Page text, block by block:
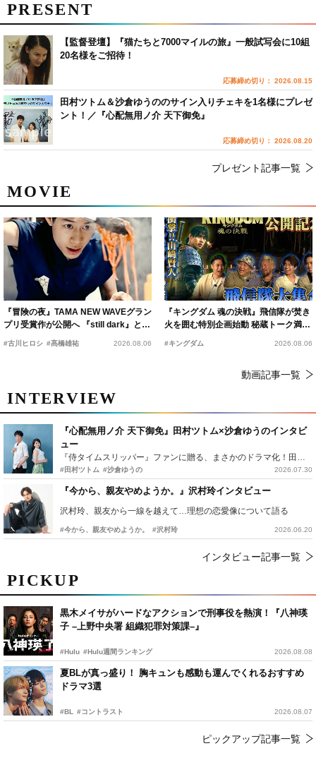
PICKUP
黒木メイサがハードなアクションで刑事役を熱演！『八神瑛
子 –上野中央署 組織犯罪対策課–』
#Hulu #Hulu週間ランキング 2026.08.08
夏BLが真っ盛り！ 胸キュンも感動も運んでくれるおすすめ
ドラマ3選
#BL #コントラスト 2026.08.07
ピックアップ記事一覧
MOVIE
『冒険の夜』TAMA NEW WAVEグラン
プリ受賞作が公開へ 『still dark』と同
時上映決定
#古川ヒロシ #髙橋雄祐 2026.08.06
『キングダム 魂の決戦』飛信隊が焚き
火を囲む特別企画始動 秘蔵トーク満載
の“キングダムキャンプ”開催
#キングダム 2026.08.06
動画記事一覧
INTERVIEW
『心配無用ノ介 天下御免』田村ツトム×沙倉ゆうのインタビ
ュー
『侍タイムスリッパー』ファンに贈る、まさかのドラマ化！田村ツトム×沙倉ゆうのが語る『心配無用ノ介』撮影秘話
#田村ツトム #沙倉ゆうの 2026.07.30
『今から、親友やめようか。』沢村玲インタビュー
沢村玲、親友から一線を越えて…理想の恋愛像について語る
#今から、親友やめようか。 #沢村玲 2026.06.20
インタビュー記事一覧
PRESENT
【監督登壇】『猫たちと7000マイルの旅』一般試写会に10組
20名様をご招待！
応募締め切り： 2026.08.15
田村ツトム＆沙倉ゆうののサイン入りチェキを1名様にプレゼ
ント！／『心配無用ノ介 天下御免』
応募締め切り： 2026.08.20
プレゼント記事一覧